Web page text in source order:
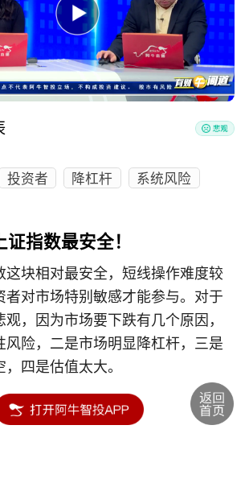
投资者 降杠杆
系统风险
指数最安全！
这块相对最安全，短线操作难度较
者对市场特别敏感才能参与。对于
观，因为市场要下跌有几个原因，
风险，二是市场明显降杠杆，三是
四是估值太大。